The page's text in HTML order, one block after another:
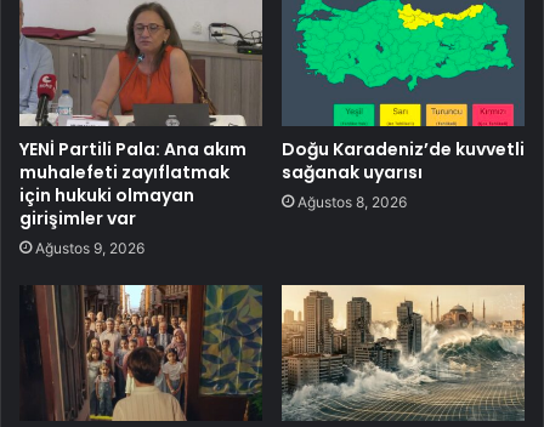
YENİ Partili Pala: Ana akım
muhalefeti zayıflatmak
için hukuki olmayan
girişimler var
Ağustos 9, 2026
Doğu Karadeniz’de kuvvetli
sağanak uyarısı
Ağustos 8, 2026